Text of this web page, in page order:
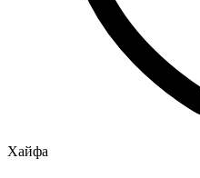
Хайфа